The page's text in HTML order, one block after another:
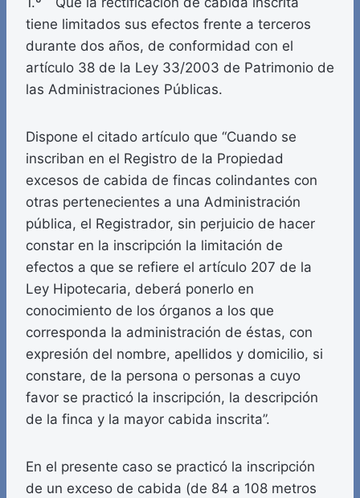
tiene limitados sus efectos frente a terceros
durante dos años, de conformidad con el
artículo 38 de la Ley 33/2003 de Patrimonio de
las Administraciones Públicas.
Dispone el citado artículo que “Cuando se
inscriban en el Registro de la Propiedad
excesos de cabida de fincas colindantes con
otras pertenecientes a una Administración
pública, el Registrador, sin perjuicio de hacer
constar en la inscripción la limitación de
efectos a que se refiere el artículo 207 de la
Ley Hipotecaria, deberá ponerlo en
conocimiento de los órganos a los que
corresponda la administración de éstas, con
expresión del nombre, apellidos y domicilio, si
constare, de la persona o personas a cuyo
favor se practicó la inscripción, la descripción
de la finca y la mayor cabida inscrita”.
En el presente caso se practicó la inscripción
de un exceso de cabida (de 84 a 108 metros